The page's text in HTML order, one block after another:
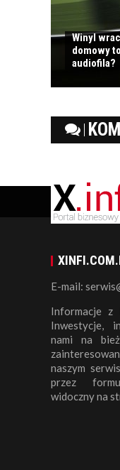
Winyl
domowy
audiofila?
E-mail:
Informacje
Inwestycje,
nami na
naszym
przez
widoczny na